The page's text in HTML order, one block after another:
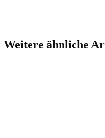
Weitere ähnliche